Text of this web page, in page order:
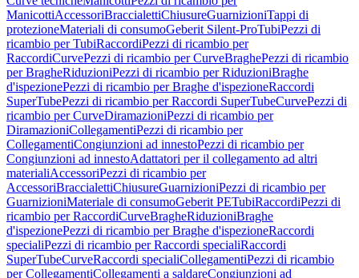
ManicottiAccessoriBraccialettiChiusureGuarnizioniTappi di
protezioneMateriali di consumoGeberit Silent-ProTubiPezzi di
ricambio per TubiRaccordiPezzi di ricambio per
RaccordiCurvePezzi di ricambio per CurveBraghePezzi di ricambio
per BragheRiduzioniPezzi di ricambio per RiduzioniBraghe
d'ispezionePezzi di ricambio per Braghe d'ispezioneRaccordi
SuperTubePezzi di ricambio per Raccordi SuperTubeCurvePezzi di
ricambio per CurveDiramazioniPezzi di ricambio per
DiramazioniCollegamentiPezzi di ricambio per
CollegamentiCongiunzioni ad innestoPezzi di ricambio per
Congiunzioni ad innestoAdattatori per il collegamento ad altri
materialiAccessoriPezzi di ricambio per
AccessoriBraccialettiChiusureGuarnizioniPezzi di ricambio per
GuarnizioniMateriale di consumoGeberit PETubiRaccordiPezzi di
ricambio per RaccordiCurveBragheRiduzioniBraghe
d'ispezionePezzi di ricambio per Braghe d'ispezioneRaccordi
specialiPezzi di ricambio per Raccordi specialiRaccordi
SuperTubeCurveRaccordi specialiCollegamentiPezzi di ricambio
per CollegamentiCollegamenti a saldareCongiunzioni ad